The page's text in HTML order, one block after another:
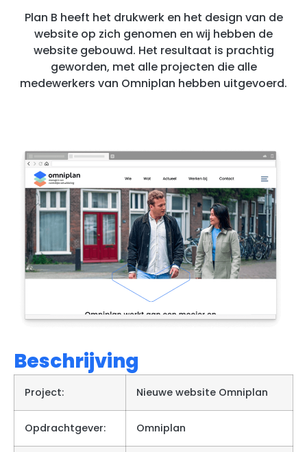
Plan B heeft het drukwerk en het design van de
website op zich genomen en wij hebben de
website gebouwd. Het resultaat is prachtig
geworden, met alle projecten die alle
medewerkers van Omniplan hebben uitgevoerd.
Beschrijving
Project: Nieuwe website Omniplan
Opdrachtgever: Omniplan